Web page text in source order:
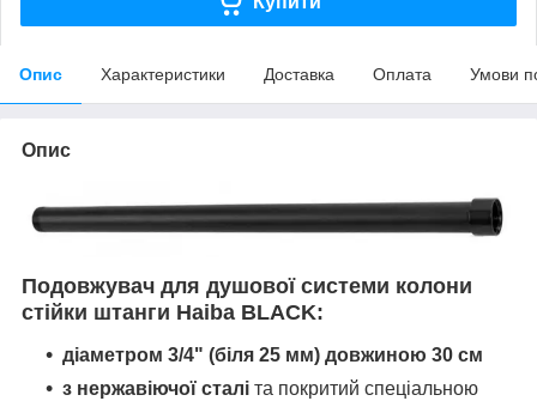
Опис Характеристики Доставка Оплата Умови
Опис
Подовжувач для душової системи колони
стійки штанги Haiba BLACK:
діаметром 3/4" (біля 25 мм) довжиною 30 см
з нержавіючої сталі та покритий спеціальною